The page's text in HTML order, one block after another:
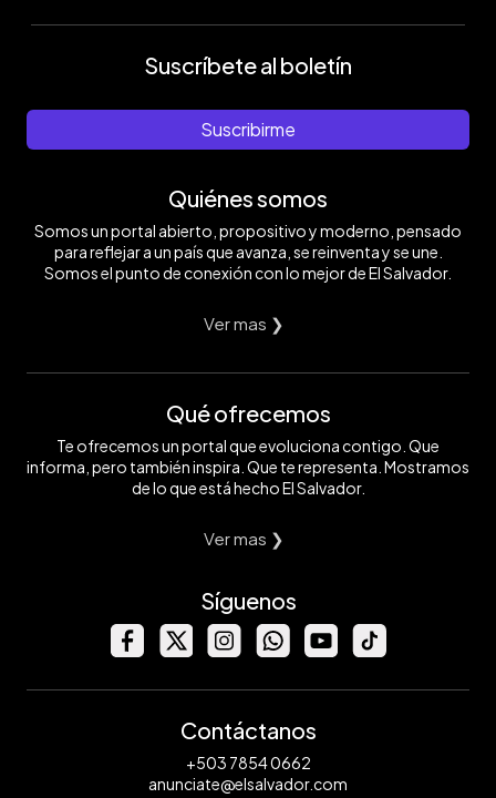
Suscríbete al boletín
Suscribirme
Quiénes somos
Somos un portal abierto, propositivo y moderno, pensado
para reflejar a un país que avanza, se reinventa y se une.
Somos el punto de conexión con lo mejor de El Salvador.
Ver mas ❯
Qué ofrecemos
Te ofrecemos un portal que evoluciona contigo. Que
informa, pero también inspira. Que te representa. Mostramos
de lo que está hecho El Salvador.
Ver mas ❯
Síguenos
Contáctanos
+503 7854 0662
anunciate@elsalvador.com